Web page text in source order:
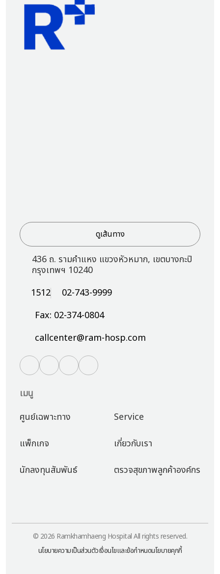
เมนู
ศูนย์เฉพาะทาง
Service
แพ็กเกจ
เกี่ยวกับเรา
นักลงทุนสัมพันธ์
ตรวจสุขภาพลูกค้าองค์กร
ดูเส้นทาง
436 ถ. รามคำแหง แขวงหัวหมาก, เขตบางกะปิ
กรุงเทพฯ 10240
1512
02-743-9999
Fax: 02-374-0804
callcenter@ram-hosp.com
© 2026 Ramkhamhaeng Hospital All rights reserved.
นโยบายความเป็นส่วนตัวเงื่อนไขและข้อกำหนดนโยบายคุกกี้